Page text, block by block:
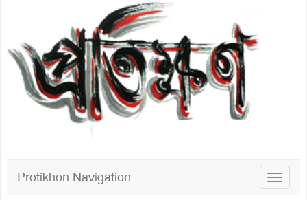
Toggle
Protikhon Navigation